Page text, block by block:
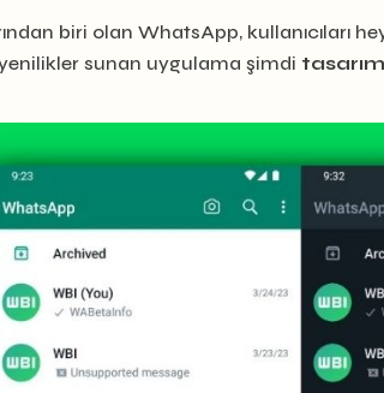
biri olan WhatsApp, kullanıcıları
sunan uygulama şimdi